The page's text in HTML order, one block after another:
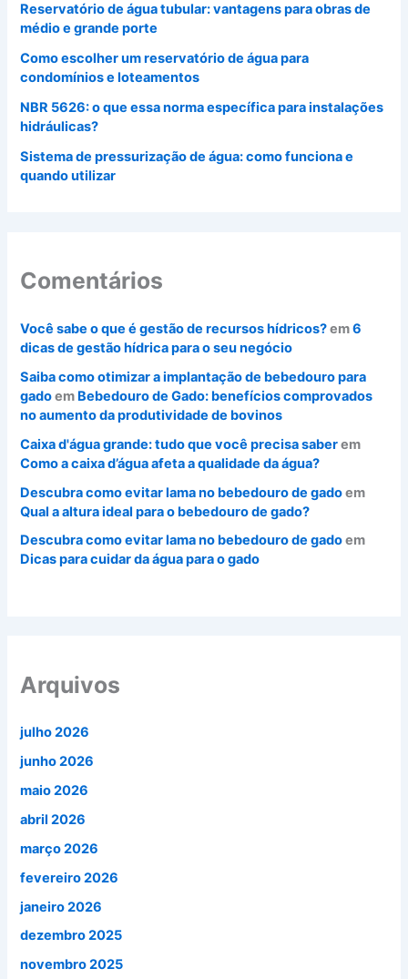
Reservatório de água tubular: vantagens para obras de
médio e grande porte
Como escolher um reservatório de água para
condomínios e loteamentos
NBR 5626: o que essa norma específica para instalações
hidráulicas?
Sistema de pressurização de água: como funciona e
quando utilizar
Comentários
Você sabe o que é gestão de recursos hídricos?em6
dicas de gestão hídrica para o seu negócio
Saiba como otimizar a implantação de bebedouro para
gadoem Bebedouro de Gado: benefícios comprovados
no aumento da produtividade de bovinos
Caixa d'água grande: tudo que você precisa saberem
Como a caixa d’água afeta a qualidade da água?
Descubra como evitar lama no bebedouro de gadoem
Qual a altura ideal para o bebedouro de gado?
Descubra como evitar lama no bebedouro de gadoem
Dicas para cuidar da água para o gado
Arquivos
julho 2026
junho 2026
maio 2026
abril 2026
março 2026
fevereiro 2026
janeiro 2026
dezembro 2025
novembro 2025